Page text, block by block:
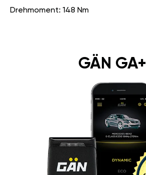
Drehmoment: 148 Nm
GÄN GA+